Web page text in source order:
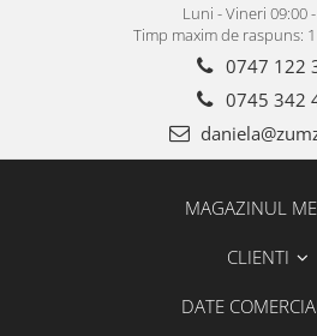
Luni - Vineri 09:00
Timp maxim de raspuns:
0747 122
0745 342
MAGAZINUL
CLIENTI
DATE